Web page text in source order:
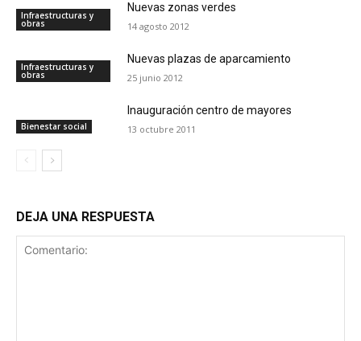
Infraestructuras y
obras
Nuevas zonas verdes
14 agosto 2012
Infraestructuras y
obras
Nuevas plazas de aparcamiento
25 junio 2012
Bienestar social
Inauguración centro de mayores
13 octubre 2011
DEJA UNA RESPUESTA